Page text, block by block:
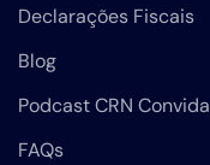
Declarações Fiscais
Blog
Podcast CRN Convida
FAQs